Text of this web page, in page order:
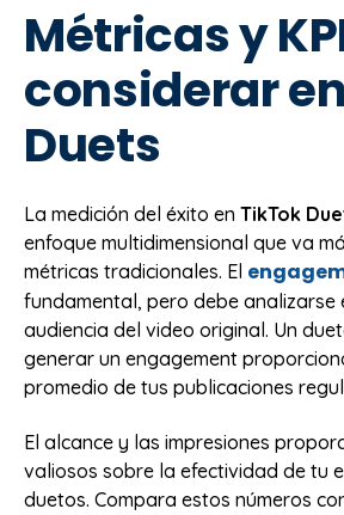
Métricas y
considerar
Duets
La medición del éxito en TikTok
enfoque multidimensional que va
métricas tradicionales. El
fundamental, pero debe analizarse
audiencia del video original. Un
generar un engagement
promedio de tus publicaciones
El alcance y las impresiones
valiosos sobre la efectividad de tu
duetos. Compara estos números